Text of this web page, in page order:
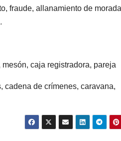
fraude, allanamiento de
caja registradora, pareja
cadena de crímenes, caravana,